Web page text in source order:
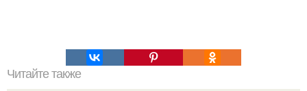
Читайте также